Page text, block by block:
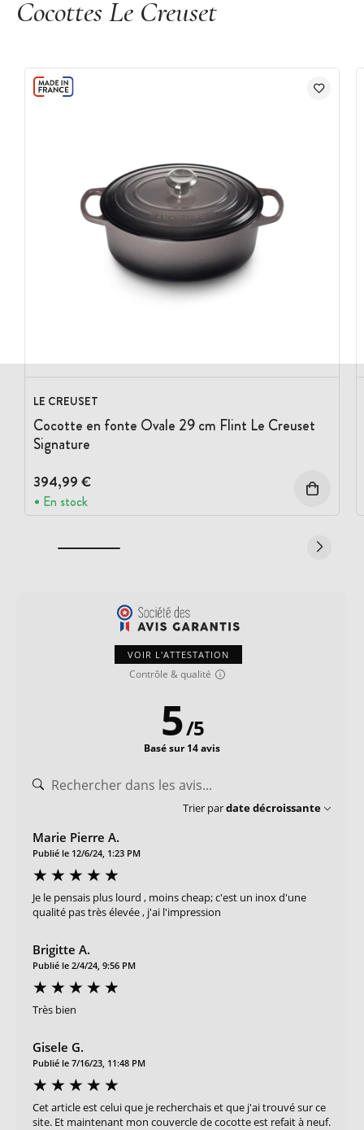
Cocottes Le Creuset
LE CREUSET
Cocotte en fonte Ovale 29 cm Flint Le Creuset
Signature
394,99 €
En stock
VOIR L'ATTESTATION
Contrôle & qualité
5/5
Basé sur 14 avis
Trier pardate décroissante
Marie Pierre A.
Publié le 12/6/24, 1:23 PM
Je le pensais plus lourd , moins cheap; c'est un inox d'une
qualité pas très élevée , j'ai l'impression
Brigitte A.
Publié le 2/4/24, 9:56 PM
Très bien
Gisele G.
Publié le 7/16/23, 11:48 PM
Cet article est celui que je recherchais et que j'ai trouvé sur ce
site. Et maintenant mon couvercle de cocotte est refait à neuf.